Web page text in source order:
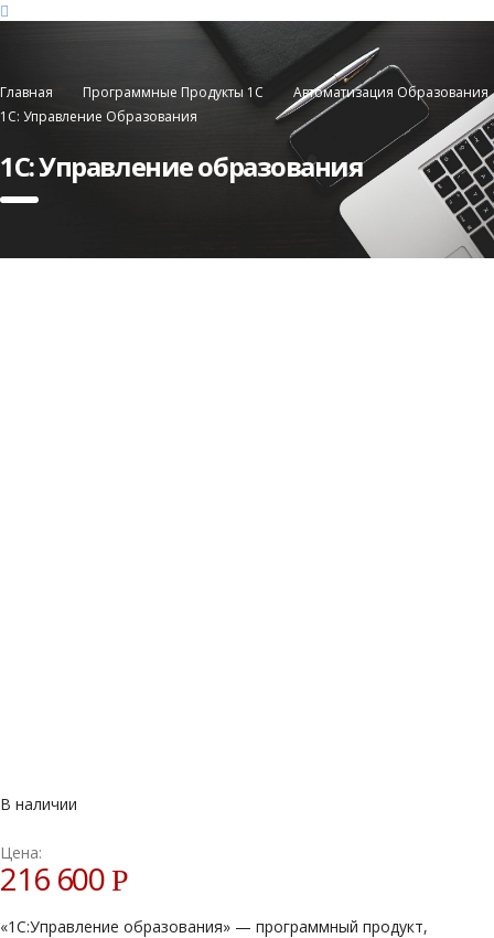
Главная Программные Продукты 1С
Автоматизация Образования
1С: Управление Образования
1С: Управление образования
В наличии
Цена:
216 600Р
«1С:Управление образования» — программный продукт,